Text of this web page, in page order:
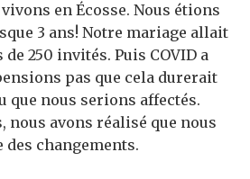
en Écosse. Nous étions
3 ans! Notre mariage allait
250 invités. Puis COVID a
pas que cela durerait
que nous serions affectés.
nous avons réalisé que nous
changements.